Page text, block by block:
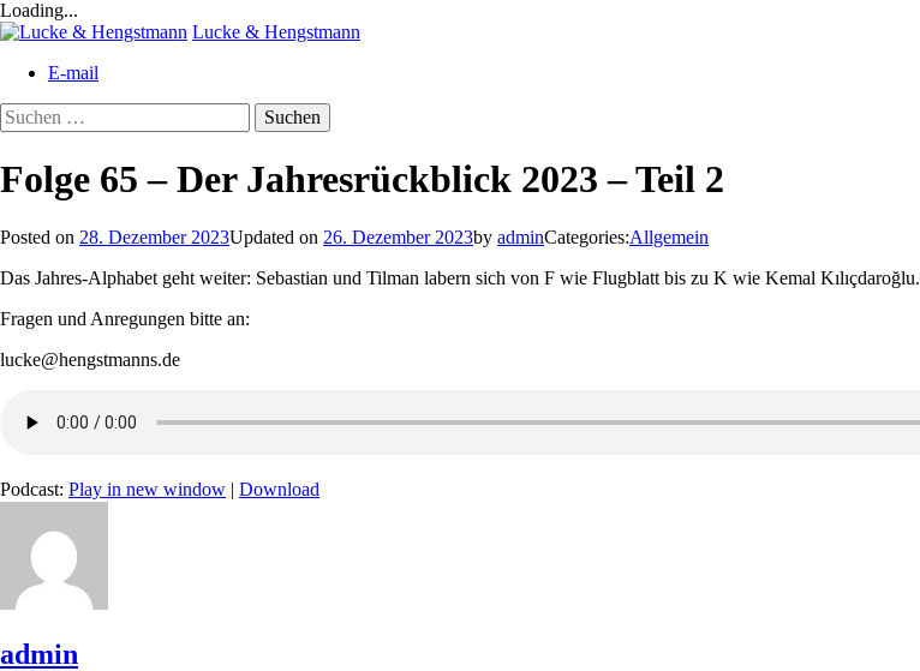
Loading...
Skip
content
Lucke & Hengstmann
E-mail
Suchen
nach:
Folge 65 – Der Jahresrückblick 2023 – Teil 2
Posted on 28. Dezember 2023Updated on 26. Dezember 2023by adminCategories:Allgemein
Das Jahres-Alphabet geht weiter: Sebastian und Tilman labern sich von F wie Flugblatt bis zu K wie Kemal Kılıçdaroğlu.
Fragen und Anregungen bitte an:
lucke@hengstmanns.de
Podcast: Play in new window | Download
admin